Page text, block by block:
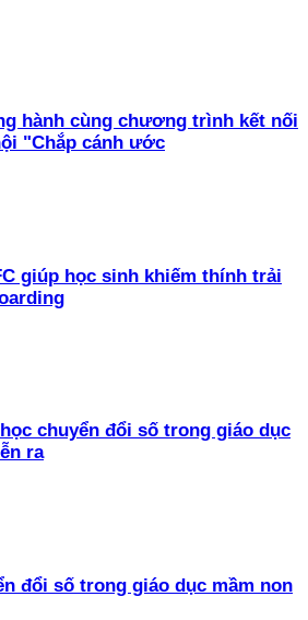
hành cùng chương trình kết nối
"Chắp cánh ước
giúp học sinh khiếm thính trải
chuyển đổi số trong giáo dục
ra
đổi số trong giáo dục mầm non